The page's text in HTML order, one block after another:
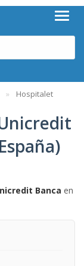
Hospitalet
Banca en